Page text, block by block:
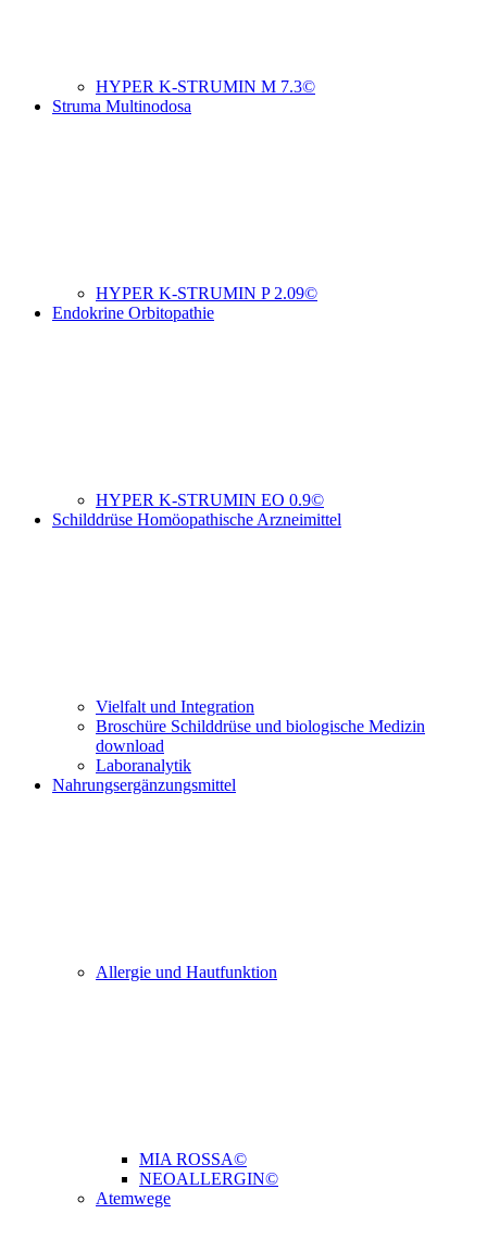
HYPER K-STRUMIN M 7.3©
Struma Multinodosa
HYPER K-STRUMIN P 2.09©
Endokrine Orbitopathie
HYPER K-STRUMIN EO 0.9©
Schilddrüse Homöopathische Arzneimittel
Vielfalt und Integration
Broschüre Schilddrüse und biologische Medizin
download
Laboranalytik
Nahrungsergänzungsmittel
Allergie und Hautfunktion
MIA ROSSA©
NEOALLERGIN©
Atemwege